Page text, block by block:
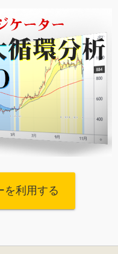
を利用する